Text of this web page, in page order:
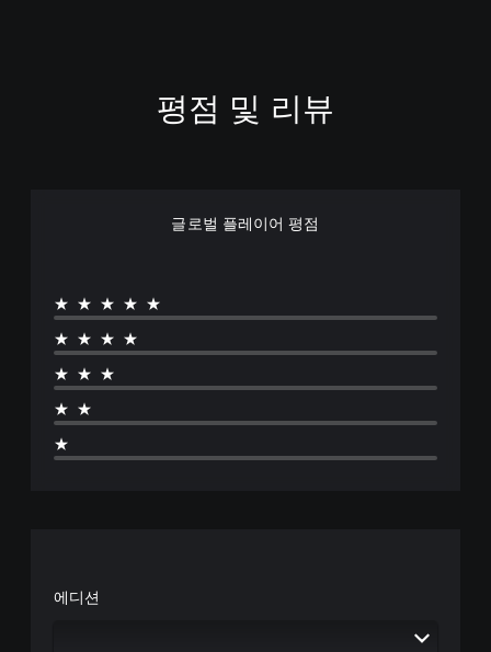
평점 및 리뷰
글로벌 플레이어 평점
★★★★★
★★★★
★★★
★★
★
에디션